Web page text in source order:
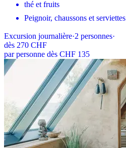
thé et fruits
Peignoir, chaussons et serviettes
Excursion journalière·2 personnes·
dès 270 CHF
par personne dès CHF 135